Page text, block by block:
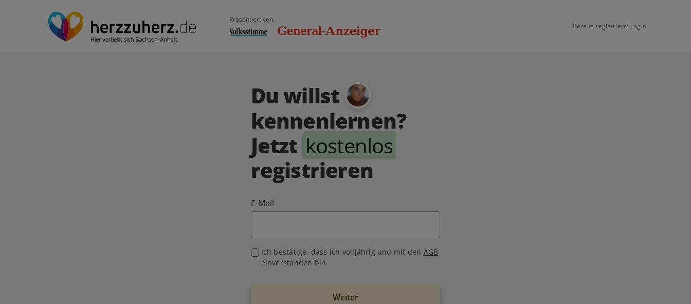
Präsentiert von:
Bereits registriert? Login
Du willst
kennenlernen?
Jetzt kostenlos
registrieren
E-Mail
Ich bestätige, dass ich volljährig und mit den AGB
einverstanden bin.
Weiter